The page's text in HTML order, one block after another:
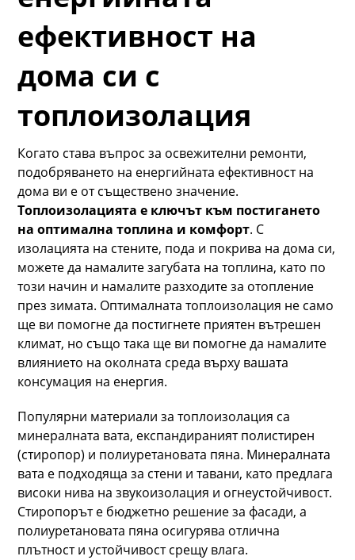
ефективност на
дома си с
топлоизолация
Когато става въпрос за освежителни ремонти,
подобряването на енергийната ефективност на
дома ви е от съществено значение.
Топлоизолацията е ключът към постигането
на оптимална топлина и комфорт. С
изолацията на стените, пода и покрива на дома си,
можете да намалите загубата на топлина, като по
този начин и намалите разходите за отопление
през зимата. Оптималната топлоизолация не само
ще ви помогне да постигнете приятен вътрешен
климат, но също така ще ви помогне да намалите
влиянието на околната среда върху вашата
консумация на енергия.
Популярни материали за топлоизолация са
минералната вата, експандираният полистирен
(стиропор) и полиуретановата пяна. Минералната
вата е подходяща за стени и тавани, като предлага
високи нива на звукоизолация и огнеустойчивост.
Стиропорът е бюджетно решение за фасади, а
полиуретановата пяна осигурява отлична
плътност и устойчивост срещу влага.